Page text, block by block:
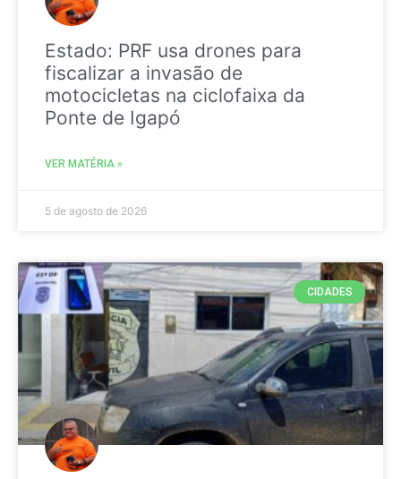
Estado: PRF usa drones para
fiscalizar a invasão de
motocicletas na ciclofaixa da
Ponte de Igapó
VER MATÉRIA »
5 de agosto de 2026
CIDADES